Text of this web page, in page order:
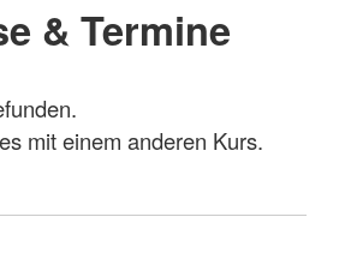
& Termine
mit einem anderen Kurs.